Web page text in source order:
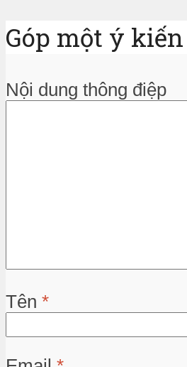
Góp một ý kiến
Nội dung thông điệp
Tên *